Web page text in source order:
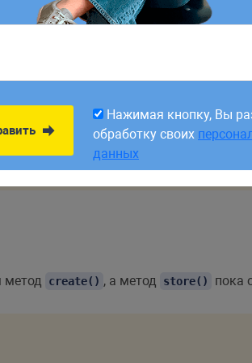
отображает форму
);
]);
метод create() , а метод store() пока
Нажимая кнопку, Вы
данных
Нажимая кнопку, Вы
обработку своих
данных